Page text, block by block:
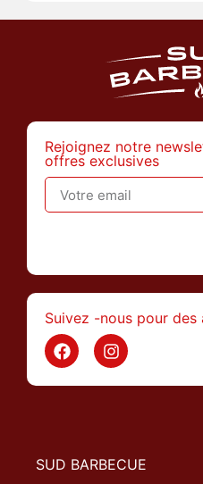
Rejoignez notre
offres exclusives
Suivez -nous pour des
SUD BARBECUE